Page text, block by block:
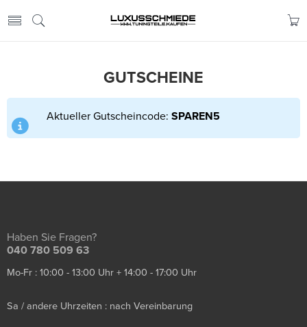
GUTSCHEINE
Aktueller Gutscheincode: SPAREN5
Haben Sie Fragen?
040 780 509 63
Mo-Fr : 10:00 - 13:00 Uhr + 14:00 - 17:00 Uhr
Sa / andere Uhrzeiten : nach Vereinbarung